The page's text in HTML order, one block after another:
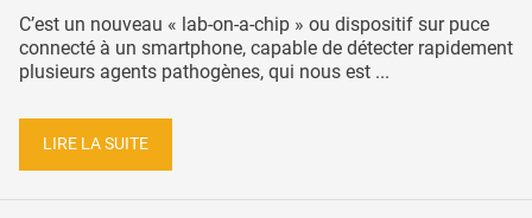
C’est un nouveau « lab-on-a-chip » ou dispositif sur puce
connecté à un smartphone, capable de détecter rapidement
plusieurs agents pathogènes, qui nous est ...
LIRE LA SUITE